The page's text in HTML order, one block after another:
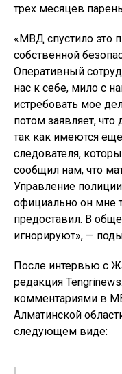
трех месяцев
«МВД спустило это
собственной
Оперативный
нас к себе, мило с
истребовать мое
потом заявляет, что
так как имеются
следователя,
сообщил нам, что
Управление
официально он мне
предоставил. В
игнорируют», —
После интервью с
редакция
комментариями в
Алматинской
следующем виде: